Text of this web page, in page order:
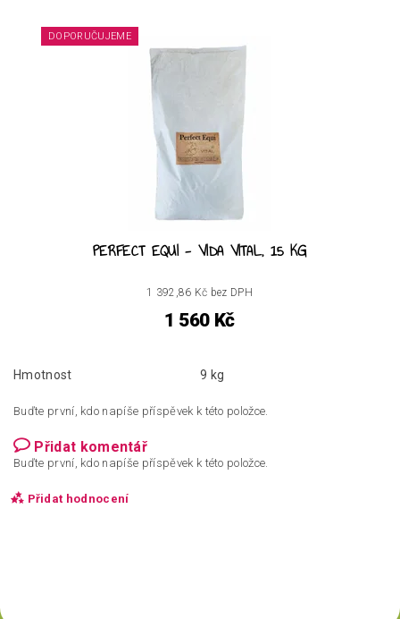
DOPORUČUJEME
PERFECT EQUI - VIDA VITAL, 15 KG
1 392,86 Kč bez DPH
1 560 Kč
Hmotnost 9 kg
Buďte první, kdo napíše příspěvek k této položce.
Přidat komentář
Buďte první, kdo napíše příspěvek k této položce.
Přidat hodnocení